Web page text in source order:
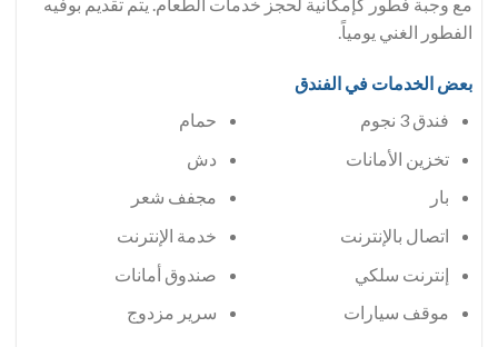
مع وجبة فطور كإمكانية لحجز خدمات الطعام. يتم تقديم بوفيه
الفطور الغني يومياً.
بعض الخدمات في الفندق
فندق 3 نجوم
تخزين الأمانات
بار
اتصال بالإنترنت
إنترنت سلكي
موقف سيارات
حمام
دش
مجفف شعر
خدمة الإنترنت
صندوق أمانات
سرير مزدوج